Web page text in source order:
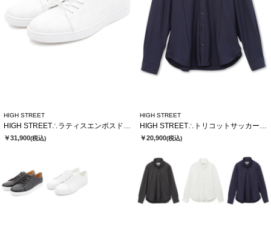
HIGH STREET
HIGH STREET∴ラティスエンボスドレススニーカー
￥31,900(税込)
HIGH STREET
HIGH STREET∴トリコットサッカーショートウイングシャツ
￥20,900(税込)